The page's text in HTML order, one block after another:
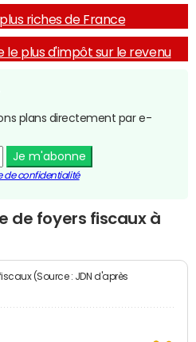
plus riches de France
le plus d'impôt sur le revenu
plans directement par e-
Je m'abonne
de confidentialité
de foyers fiscaux à
(Source : JDN d'après